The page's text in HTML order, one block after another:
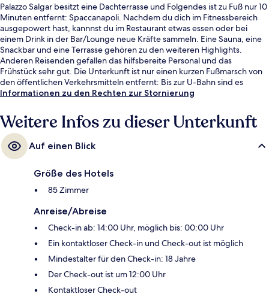
Palazzo Salgar besitzt eine Dachterrasse und Folgendes ist zu Fuß nur 10
Minuten entfernt: Spaccanapoli. Nachdem du dich im Fitnessbereich
ausgepowert hast, kannnst du im Restaurant etwas essen oder bei
einem Drink in der Bar/Lounge neue Kräfte sammeln. Eine Sauna, eine
Snackbar und eine Terrasse gehören zu den weiteren Highlights.
Anderen Reisenden gefallen das hilfsbereite Personal und das
Frühstück sehr gut. Die Unterkunft ist nur einen kurzen Fußmarsch von
den öffentlichen Verkehrsmitteln entfernt: Bis zur U-Bahn sind es
wenige Schritte (Straßenbahnhaltestelle Via Marina - Duomo) bzw. 4
Informationen zu den Rechten zur Stornierung
Weitere Infos zu dieser Unterkunft
Auf einen Blick
Größe des Hotels
85 Zimmer
Anreise/Abreise
Check-in ab: 14:00 Uhr, möglich bis: 00:00 Uhr
Ein kontaktloser Check-in und Check-out ist möglich
Mindestalter für den Check-in: 18 Jahre
Der Check-out ist um 12:00 Uhr
Kontaktloser Check-out